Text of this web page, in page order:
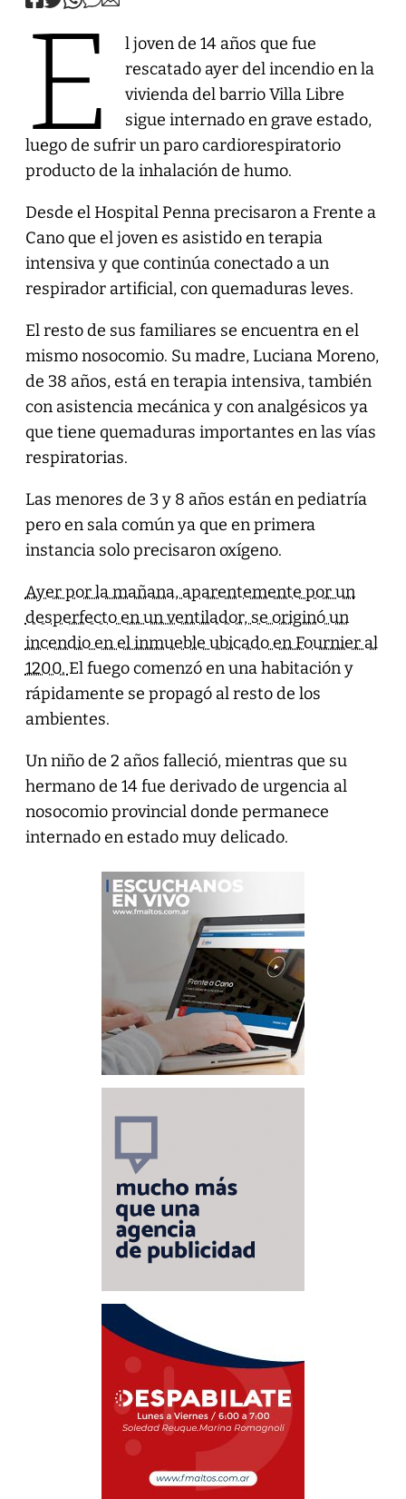
E
l joven de 14 años que fue
rescatado ayer del incendio en la
vivienda del barrio Villa Libre
sigue internado en grave estado,
luego de sufrir un paro cardiorespiratorio
producto de la inhalación de humo.
Desde el Hospital Penna precisaron a Frente a
Cano que el joven es asistido en terapia
intensiva y que continúa conectado a un
respirador artificial, con quemaduras leves.
El resto de sus familiares se encuentra en el
mismo nosocomio. Su madre, Luciana Moreno,
de 38 años, está en terapia intensiva, también
con asistencia mecánica y con analgésicos ya
que tiene quemaduras importantes en las vías
respiratorias.
Las menores de 3 y 8 años están en pediatría
pero en sala común ya que en primera
instancia solo precisaron oxígeno.
Ayer por la mañana, aparentemente por un
desperfecto en un ventilador, se originó un
incendio en el inmueble ubicado en Fournier al
1200. El fuego comenzó en una habitación y
rápidamente se propagó al resto de los
ambientes.
Un niño de 2 años falleció, mientras que su
hermano de 14 fue derivado de urgencia al
nosocomio provincial donde permanece
internado en estado muy delicado.